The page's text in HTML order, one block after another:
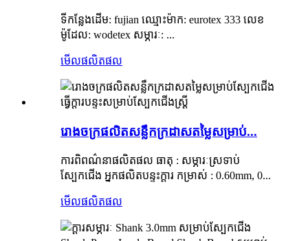
ទីកន្លែងដើម: fujian ឈ្មោះម៉ាក: eurotex 333 លេខ
ម៉ូដែល: wodetex សម្ភារៈ: ...
មើលផលិតផល
រោងចក្រផលិតសន្លឹកក្រដាសតម្លៃសម្រាប់...
ការពិពណ៌នាផលិតផល ធាតុ : សម្ភារៈស្រទាប់
ស្បែកជើង អ្នកផលិតបន្ទះក្តារ កម្រាស់ : 0.60mm, 0...
មើលផលិតផល